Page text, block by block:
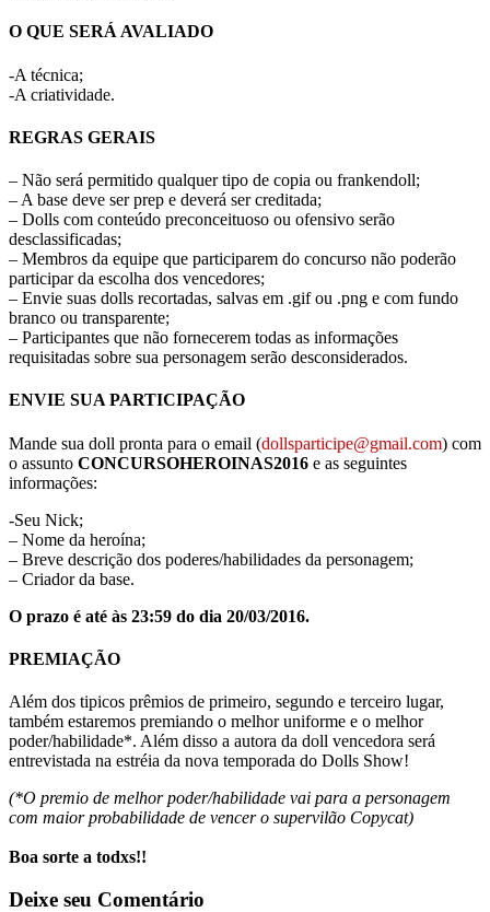
O QUE SERÁ AVALIADO
-A técnica;
-A criatividade.
REGRAS GERAIS
– Não será permitido qualquer tipo de copia ou frankendoll;
– A base deve ser prep e deverá ser creditada;
– Dolls com conteúdo preconceituoso ou ofensivo serão
desclassificadas;
– Membros da equipe que participarem do concurso não poderão
participar da escolha dos vencedores;
– Envie suas dolls recortadas, salvas em .gif ou .png e com fundo
branco ou transparente;
– Participantes que não fornecerem todas as informações
requisitadas sobre sua personagem serão desconsiderados.
ENVIE SUA PARTICIPAÇÃO
Mande sua doll pronta para o email (dollsparticipe@gmail.com) com
o assunto CONCURSOHEROINAS2016 e as seguintes
informações:
-Seu Nick;
– Nome da heroína;
– Breve descrição dos poderes/habilidades da personagem;
– Criador da base.
O prazo é até às 23:59 do dia 20/03/2016.
PREMIAÇÃO
Além dos tipicos prêmios de primeiro, segundo e terceiro lugar,
também estaremos premiando o melhor uniforme e o melhor
poder/habilidade*. Além disso a autora da doll vencedora será
entrevistada na estréia da nova temporada do Dolls Show!
(*O premio de melhor poder/habilidade vai para a personagem
com maior probabilidade de vencer o supervilão Copycat)
Boa sorte a todxs!!
Deixe seu Comentário